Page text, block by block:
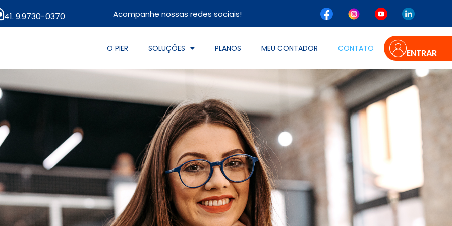
41. 9.9730-0370 Acompanhe nossas redes sociais!
O PIER SOLUÇÕES PLANOS MEU CONTADOR CONTATO ENTRAR